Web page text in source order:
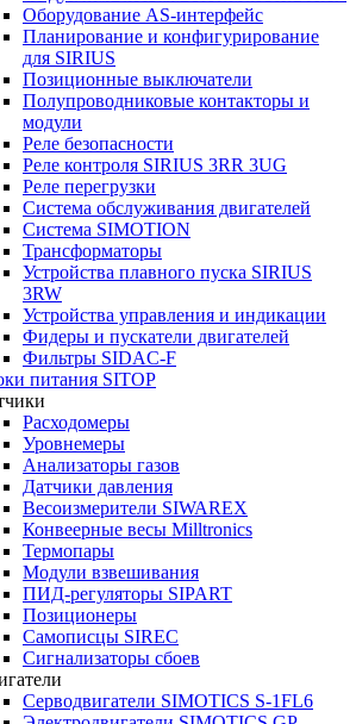
Оборудование AS-интерфейс
Планирование и конфигурирование
для SIRIUS
Позиционные выключатели
Полупроводниковые контакторы и
модули
Реле безопасности
Реле контроля SIRIUS 3RR 3UG
Реле перегрузки
Сиcтема обслуживания двигателей
Система SIMOTION
Трансформаторы
Устройства плавного пуска SIRIUS
3RW
Устройства управления и индикации
Фидеры и пускатели двигателей
Фильтры SIDAC-F
питания SITOP
Расходомеры
Уровнемеры
Анализаторы газов
Датчики давления
Весоизмерители SIWAREX
Конвеерные весы Milltronics
Термопары
Модули взвешивания
ПИД-регуляторы SIPART
Позиционеры
Самописцы SIREC
Сигнализаторы сбоев
Серводвигатели SIMOTICS S-1FL6